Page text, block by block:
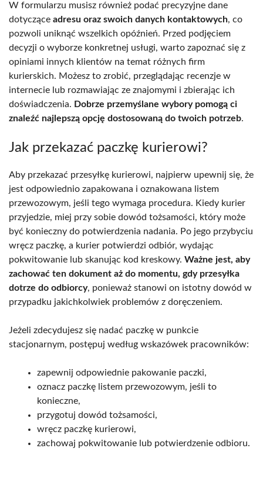
W formularzu musisz również podać precyzyjne dane
dotyczące adresu oraz swoich danych kontaktowych, co
pozwoli uniknąć wszelkich opóźnień. Przed podjęciem
decyzji o wyborze konkretnej usługi, warto zapoznać się z
opiniami innych klientów na temat różnych firm
kurierskich. Możesz to zrobić, przeglądając recenzje w
internecie lub rozmawiając ze znajomymi i zbierając ich
doświadczenia. Dobrze przemyślane wybory pomogą ci
znaleźć najlepszą opcję dostosowaną do twoich potrzeb.
Jak przekazać paczkę kurierowi?
Aby przekazać przesyłkę kurierowi, najpierw upewnij się, że
jest odpowiednio zapakowana i oznakowana listem
przewozowym, jeśli tego wymaga procedura. Kiedy kurier
przyjedzie, miej przy sobie dowód tożsamości, który może
być konieczny do potwierdzenia nadania. Po jego przybyciu
wręcz paczkę, a kurier potwierdzi odbiór, wydając
pokwitowanie lub skanując kod kreskowy. Ważne jest, aby
zachować ten dokument aż do momentu, gdy przesyłka
dotrze do odbiorcy, ponieważ stanowi on istotny dowód w
przypadku jakichkolwiek problemów z doręczeniem.
Jeżeli zdecydujesz się nadać paczkę w punkcie
stacjonarnym, postępuj według wskazówek pracowników:
zapewnij odpowiednie pakowanie paczki,
oznacz paczkę listem przewozowym, jeśli to
konieczne,
przygotuj dowód tożsamości,
wręcz paczkę kurierowi,
zachowaj pokwitowanie lub potwierdzenie odbioru.